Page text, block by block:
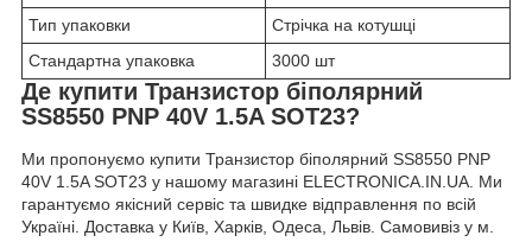
Тип упаковки
Стрічка на котушці
Стандартна упаковка
3000 шт
Де купити Транзистор біполярний
SS8550 PNP 40V 1.5A SOT23?
Ми пропонуємо купити Транзистор біполярний SS8550 PNP
40V 1.5A SOT23 у нашому магазині ELECTRONICA.IN.UA. Ми
гарантуємо якісний сервіс та швидке відправлення по всій
Україні. Доставка у Київ, Харків, Одеса, Львів. Самовивіз у м.